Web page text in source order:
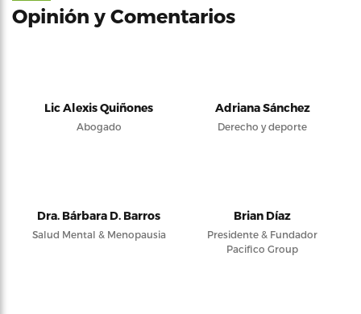
Opinión y Comentarios
Lic Alexis Quiñones
Abogado
Adriana Sánchez
Derecho y deporte
Dra. Bárbara D. Barros
Salud Mental & Menopausia
Brian Díaz
Presidente & Fundador
Pacifico Group